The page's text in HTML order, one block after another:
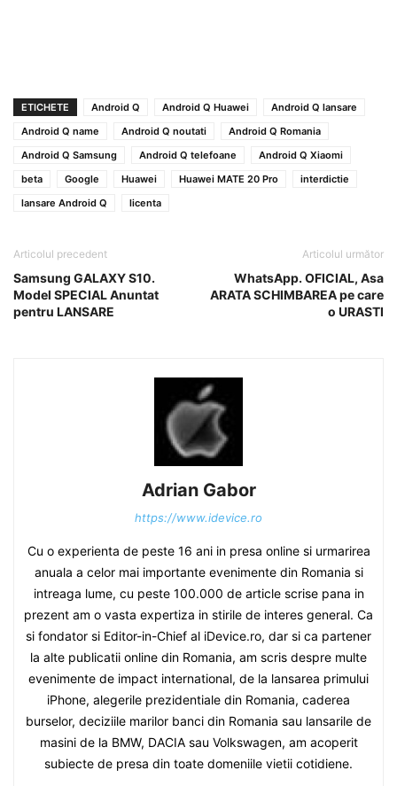
ETICHETE Android Q Android Q Huawei
Android Q lansare
Android Q name
Android Q noutati
Android Q Romania
Android Q Samsung
Android Q telefoane
Android Q Xiaomi
beta
Google Huawei Huawei MATE 20 Pro
interdictie
lansare Android Q
licenta
Articolul precedent
Samsung GALAXY S10.
Model SPECIAL Anuntat
pentru LANSARE
Articolul următor
WhatsApp. OFICIAL, Asa
ARATA SCHIMBAREA pe care
o URASTI
Adrian Gabor
https://www.idevice.ro
Cu o experienta de peste 16 ani in presa online si urmarirea
anuala a celor mai importante evenimente din Romania si
intreaga lume, cu peste 100.000 de article scrise pana in
prezent am o vasta expertiza in stirile de interes general. Ca
si fondator si Editor-in-Chief al iDevice.ro, dar si ca partener
la alte publicatii online din Romania, am scris despre multe
evenimente de impact international, de la lansarea primului
iPhone, alegerile prezidentiale din Romania, caderea
burselor, deciziile marilor banci din Romania sau lansarile de
masini de la BMW, DACIA sau Volkswagen, am acoperit
subiecte de presa din toate domeniile vietii cotidiene.